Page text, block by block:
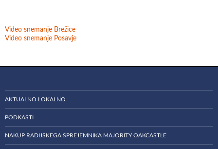
Video snemanje Brežice
Video snemanje Posavje
AKTUALNO LOKALNO
PODKASTI
NAKUP RADIJSKEGA SPREJEMNIKA MAJORITY OAKCASTLE